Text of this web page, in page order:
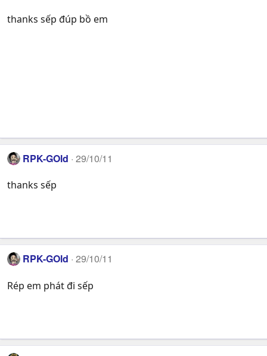
thanks sếp đúp bồ em
RPK-GOld 29/10/11
thanks sếp
RPK-GOld 29/10/11
Rép em phát đi sếp